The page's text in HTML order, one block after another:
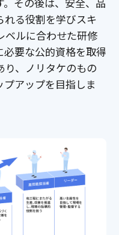
る役割を学びスキ
ベルに合わせた研修
要な公的資格を取得
り、ノリタケのもの
アップを目指しま